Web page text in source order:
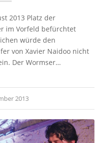
2013 Platz der
im Vorfeld befürchtet
würde den
von Xavier Naidoo nicht
Der Wormser…
2013